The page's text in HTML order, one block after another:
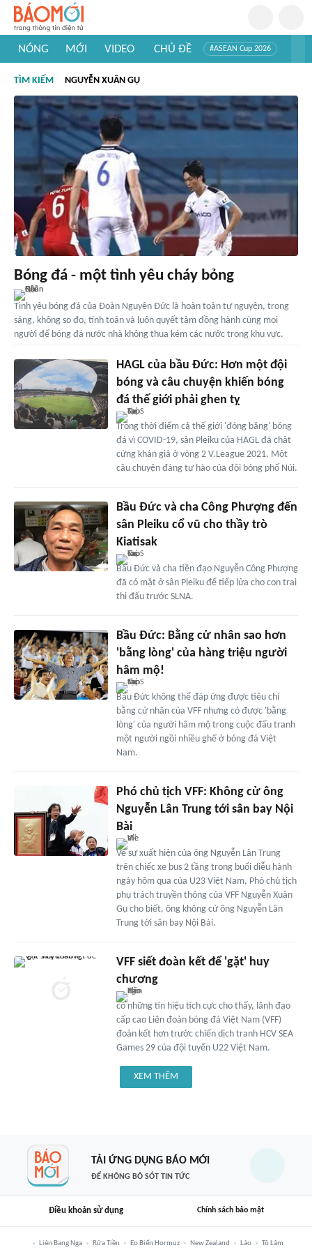
NÓNG MỚI VIDEO CHỦ ĐỀ #ASEAN Cup 2026
#Khám phá thế giới
TÌM KIẾM NGUYỄN XUÂN GỤ
Bóng đá - một tình yêu cháy bỏng
Tình yêu bóng đá của Đoàn Nguyên Đức là hoàn toàn tự nguyện, trong
sáng, không so đo, tính toán và luôn quyết tâm đồng hành cùng mọi
người để bóng đá nước nhà không thua kém các nước trong khu vực.
HAGL của bầu Đức: Hơn một đội
bóng và câu chuyện khiến bóng
đá thế giới phải ghen tỵ
Trong thời điểm cả thế giới 'đóng băng' bóng
đá vì COVID-19, sân Pleiku của HAGL đã chật
cứng khán giả ở vòng 2 V.League 2021. Một
câu chuyện đáng tự hào của đội bóng phố Núi.
Bầu Đức và cha Công Phượng đến
sân Pleiku cổ vũ cho thầy trò
Kiatisak
Bầu Đức và cha tiền đạo Nguyễn Công Phượng
đã có mặt ở sân Pleiku để tiếp lửa cho con trai
thi đấu trước SLNA.
Bầu Đức: Bằng cử nhân sao hơn
'bằng lòng' của hàng triệu người
hâm mộ!
Bầu Đức không thể đáp ứng được tiêu chí
bằng cử nhân của VFF nhưng có được 'bằng
lòng' của người hâm mộ trong cuộc đấu tranh
một người ngồi nhiều ghế ở bóng đá Việt
Nam.
Phó chủ tịch VFF: Không cử ông
Nguyễn Lân Trung tới sân bay Nội
Bài
Về sự xuất hiện của ông Nguyễn Lân Trung
trên chiếc xe bus 2 tầng trong buổi diễu hành
ngày hôm qua của U23 Việt Nam, Phó chủ tịch
phụ trách truyền thông của VFF Nguyễn Xuân
Gụ cho biết, ông không cử ông Nguyễn Lân
Trung tới sân bay Nội Bài.
VFF siết đoàn kết để 'gặt' huy
chương
có những tín hiệu tích cực cho thấy, lãnh đạo
cấp cao Liên đoàn bóng đá Việt Nam (VFF)
đoàn kết hơn trước chiến dịch tranh HCV SEA
Games 29 của đội tuyển U22 Việt Nam.
XEM THÊM
TẢI ỨNG DỤNG BÁO MỚI
ĐỂ KHÔNG BỎ SÓT TIN TỨC
Điều khoản sử dụng Chính sách bảo mật
Liên Bang Nga Rửa Tiền Eo Biển Hormuz New Zealand Lào Tô Lâm